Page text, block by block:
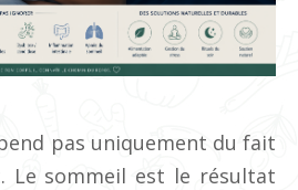
pas uniquement du fait
Le sommeil est le résultat